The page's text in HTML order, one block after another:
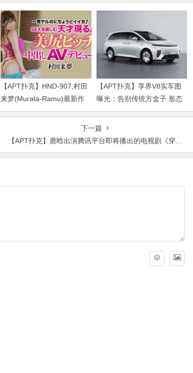
【APT扑克】HND-907,村田
来梦(Murata-Ramu)最新作
品2020/11/25发布！
【APT扑克】享界V8实车图
曝光：告别传统方盒子 形态
类似SUV
下一篇
【APT扑克】鹿晗出演腾讯平台即将播出的电视剧《穿越火线》，一改往日形象